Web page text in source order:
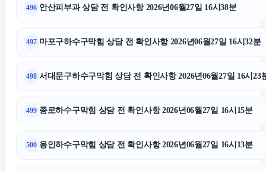
496 안산피부과 상담 전 확인사항 2026년06월27일 16시38분
497 마포구하수구막힘 상담 전 확인사항 2026년06월27일 16시32분
498 서대문구하수구막힘 상담 전 확인사항 2026년06월27일 16시23
499 종로하수구막힘 상담 전 확인사항 2026년06월27일 16시15분
500 용인하수구막힘 상담 전 확인사항 2026년06월27일 16시13분